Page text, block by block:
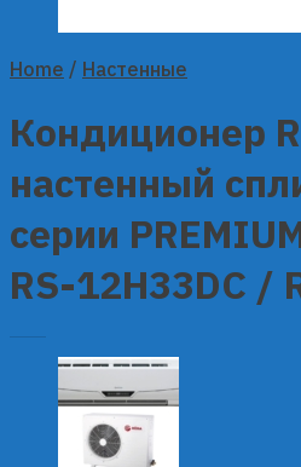
Home / Настенные
Кондиционер
настенный
серии
RS-12H33DC /